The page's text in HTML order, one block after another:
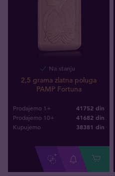
Na stanju
2,5 grama zlatna poluga
PAMP Fortuna
Prodajemo 1+ 41752 din
Prodajemo 10+ 41682 din
Kupujemo 38381 din